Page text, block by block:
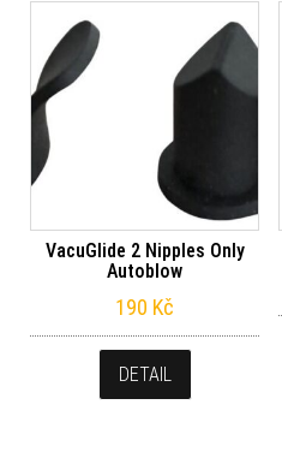
VacuGlide 2 Nipples Only
Autoblow
190 Kč
DETAIL